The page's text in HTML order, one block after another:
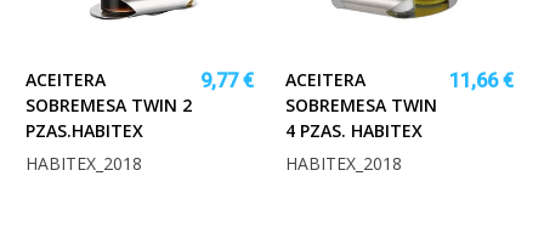
ACEITERA
SOBREMESA TWIN 2
PZAS.HABITEX
9,77 €
HABITEX_2018
ACEITERA
SOBREMESA TWIN
4 PZAS. HABITEX
11,66 €
HABITEX_2018